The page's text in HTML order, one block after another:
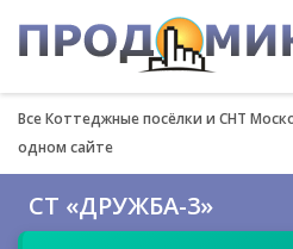
Все Коттеджные посёлки и СНТ
одном сайте
СТ «ДРУЖБА-3»